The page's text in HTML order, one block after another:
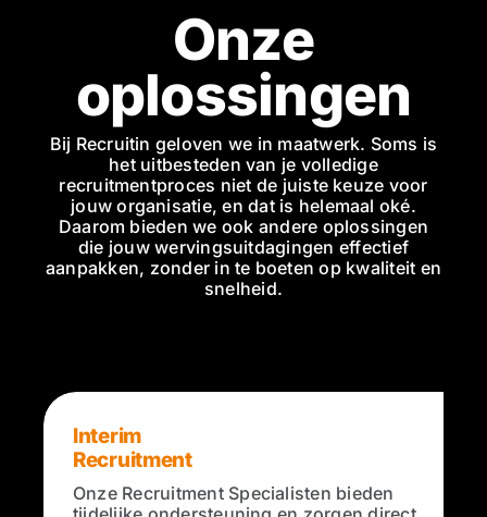
Onze
oplossingen
Bij Recruitin geloven we in maatwerk. Soms is
het uitbesteden van je volledige
recruitmentproces niet de juiste keuze voor
jouw organisatie, en dat is helemaal oké.
Daarom bieden we ook andere oplossingen
die jouw wervingsuitdagingen effectief
aanpakken, zonder in te boeten op kwaliteit en
snelheid.
Interim
Recruitment
Onze Recruitment Specialisten bieden
tijdelijke ondersteuning en zorgen direct